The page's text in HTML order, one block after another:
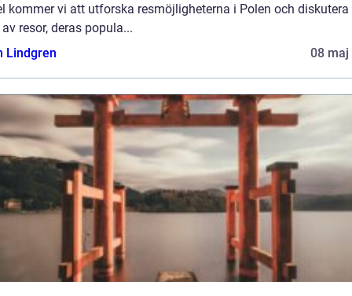
kommer vi att utforska resmöjligheterna i Polen och
resor, deras popula...
Lindgren
08 maj